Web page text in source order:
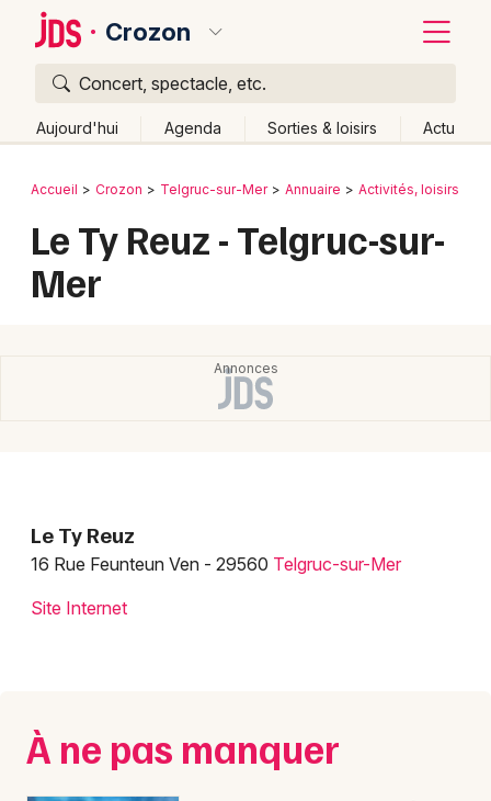
Crozon
Concert, spectacle, etc.
Aujourd'hui Agenda Sorties & loisirs Actu
Publier un événement
Activité & Expérience
Spectacles
Sorties famille
Bordeaux
Colmar
Nantes
Toulouse
Toutes les villes
Retour
Accueil Crozon Telgruc-sur-Mer Annuaire Activités, loisirs et
Le Ty Reuz - Telgruc-sur-
Mer
Le Ty Reuz
16 Rue Feunteun Ven - 29560 Telgruc-sur-Mer
Site Internet
À ne pas manquer
Quoi ?
Où ?
Près de moi
Changer de lieu
Quand ?